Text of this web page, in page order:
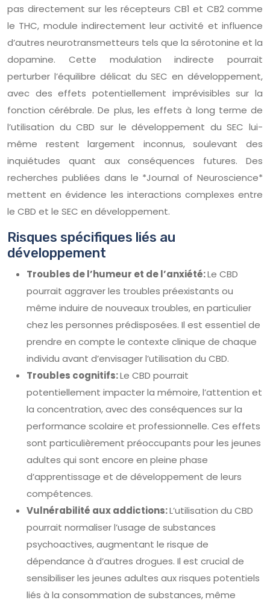
pas directement sur les récepteurs CB1 et CB2 comme
le THC, module indirectement leur activité et influence
d’autres neurotransmetteurs tels que la sérotonine et la
dopamine. Cette modulation indirecte pourrait
perturber l’équilibre délicat du SEC en développement,
avec des effets potentiellement imprévisibles sur la
fonction cérébrale. De plus, les effets à long terme de
l’utilisation du CBD sur le développement du SEC lui-
même restent largement inconnus, soulevant des
inquiétudes quant aux conséquences futures. Des
recherches publiées dans le *Journal of Neuroscience*
mettent en évidence les interactions complexes entre
le CBD et le SEC en développement.
Risques spécifiques liés au
développement
Troubles de l’humeur et de l’anxiété:Le CBD
pourrait aggraver les troubles préexistants ou
même induire de nouveaux troubles, en particulier
chez les personnes prédisposées. Il est essentiel de
prendre en compte le contexte clinique de chaque
individu avant d’envisager l’utilisation du CBD.
Troubles cognitifs:Le CBD pourrait
potentiellement impacter la mémoire, l’attention et
la concentration, avec des conséquences sur la
performance scolaire et professionnelle. Ces effets
sont particulièrement préoccupants pour les jeunes
adultes qui sont encore en pleine phase
d’apprentissage et de développement de leurs
compétences.
Vulnérabilité aux addictions:L’utilisation du CBD
pourrait normaliser l’usage de substances
psychoactives, augmentant le risque de
dépendance à d’autres drogues. Il est crucial de
sensibiliser les jeunes adultes aux risques potentiels
liés à la consommation de substances, même